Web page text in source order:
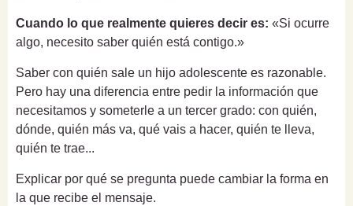
Cuando lo que realmente quieres decir es: «Si ocurre
algo, necesito saber quién está contigo.»
Saber con quién sale un hijo adolescente es razonable.
Pero hay una diferencia entre pedir la información que
necesitamos y someterle a un tercer grado: con quién,
dónde, quién más va, qué vais a hacer, quién te lleva,
quién te trae...
Explicar por qué se pregunta puede cambiar la forma en
la que recibe el mensaje.